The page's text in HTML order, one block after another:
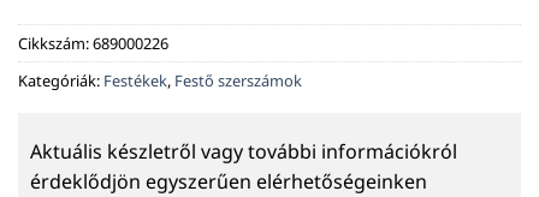
Cikkszám:689000226
Kategóriák: Festékek, Festő szerszámok
Aktuális készletről vagy további információkról
érdeklődjön egyszerűen elérhetőségeinken